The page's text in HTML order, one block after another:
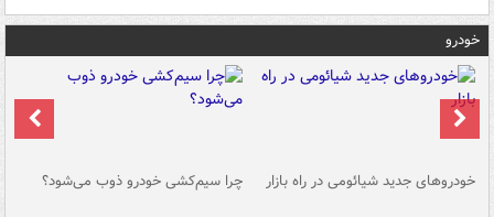
خودرو
خودروهای جدید شیائومی در راه بازار چرا سیم‌کشی خودرو ذوب می‌شود؟